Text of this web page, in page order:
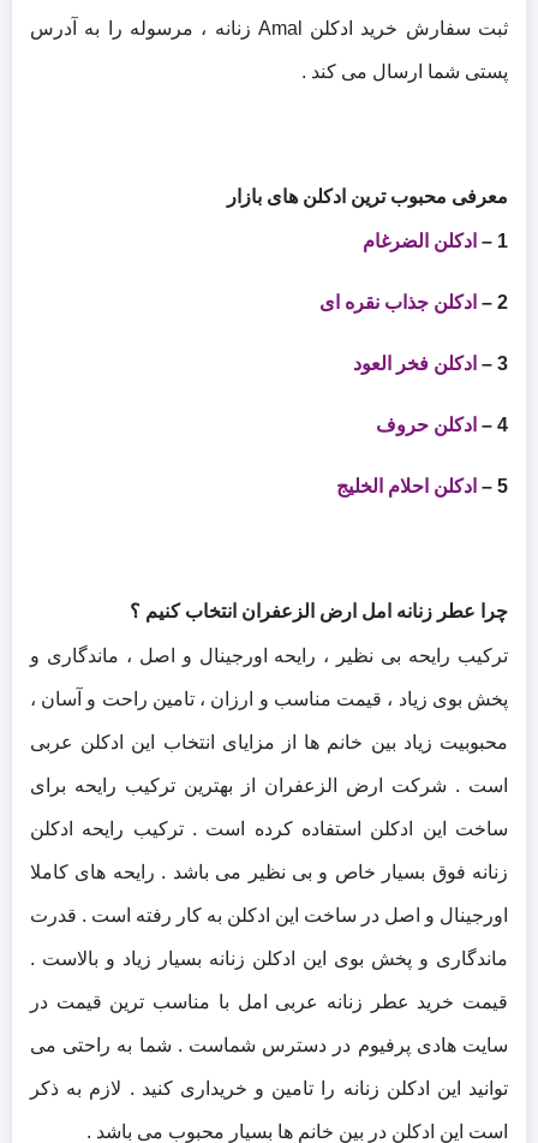
ثبت سفارش خرید ادکلن Amal زنانه ، مرسوله را به آدرس
پستی شما ارسال می کند .
معرفی محبوب ترین ادکلن های بازار
1 – ادکلن الضرغام
2 – ادکلن جذاب نقره ای
3 – ادکلن فخر العود
4 – ادکلن حروف
5 – ادکلن احلام الخلیج
چرا عطر زنانه امل ارض الزعفران انتخاب کنیم ؟
ترکیب رایحه بی نظیر ، رایحه اورجینال و اصل ، ماندگاری و
پخش بوی زیاد ، قیمت مناسب و ارزان ، تامین راحت و آسان ،
محبوبیت زیاد بین خانم ها از مزایای انتخاب این ادکلن عربی
است . شرکت ارض الزعفران از بهترین ترکیب رایحه برای
ساخت این ادکلن استفاده کرده است . ترکیب رایحه ادکلن
زنانه فوق بسیار خاص و بی نظیر می باشد . رایحه های کاملا
اورجینال و اصل در ساخت این ادکلن به کار رفته است . قدرت
ماندگاری و پخش بوی این ادکلن زنانه بسیار زیاد و بالاست .
قیمت خرید عطر زنانه عربی امل با مناسب ترین قیمت در
سایت هادی پرفیوم در دسترس شماست . شما به راحتی می
توانید این ادکلن زنانه را تامین و خریداری کنید . لازم به ذکر
است این ادکلن در بین خانم ها بسیار محبوب می باشد .